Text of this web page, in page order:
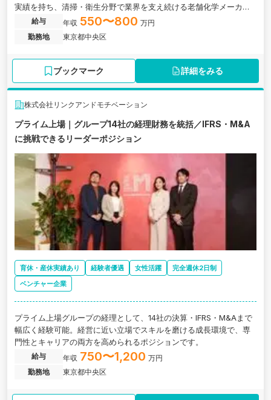
実績を持ち、清掃・衛生分野で業界を支え続ける老舗化学メーカー
の求人です。
給与 年収 550〜800 万円
勤務地
東京都中央区
ブックマーク 詳細をみる
株式会社リンクアンドモチベーション
プライム上場｜グループ14社の経理財務を統括／IFRS・M&A
に挑戦できるリーダーポジション
育休・産休実績あり 経験者優遇 女性活躍
完全週休2日制
ベンチャー企業
プライム上場グループの経理として、14社の決算・IFRS・M&Aまで
幅広く経験可能。経営に近い立場でスキルを磨ける成長環境で、専
門性とキャリアの両方を高められるポジションです。
給与 年収 750〜1,200 万円
勤務地
東京都中央区